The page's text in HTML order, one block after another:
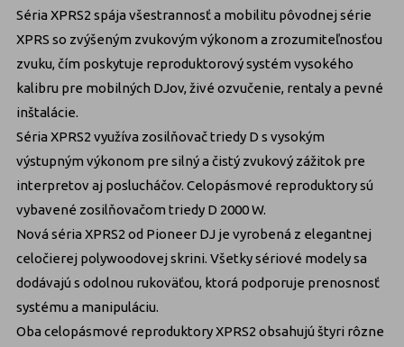
Séria XPRS2 spája všestrannosť a mobilitu pôvodnej série
XPRS so zvýšeným zvukovým výkonom a zrozumiteľnosťou
zvuku, čím poskytuje reproduktorový systém vysokého
kalibru pre mobilných DJov, živé ozvučenie, rentaly a pevné
inštalácie.
Séria XPRS2 využíva zosilňovač triedy D s vysokým
výstupným výkonom pre silný a čistý zvukový zážitok pre
interpretov aj poslucháčov. Celopásmové reproduktory sú
vybavené zosilňovačom triedy D 2000 W.
Nová séria XPRS2 od Pioneer DJ je vyrobená z elegantnej
celočierej polywoodovej skrini. Všetky sériové modely sa
dodávajú s odolnou rukoväťou, ktorá podporuje prenosnosť
systému a manipuláciu.
Oba celopásmové reproduktory XPRS2 obsahujú štyri rôzne